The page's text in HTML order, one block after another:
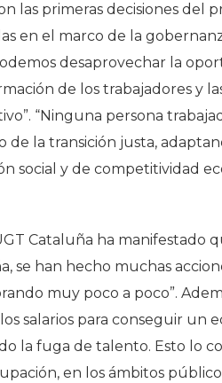
las primeras decisiones del
en el marco de la
desaprovechar la
de los trabajadores y
“Ninguna persona
la transición justa,
social y de competitividad
Cataluña ha manifestado
se han hecho muchas
muy poco a poco”.
salarios para conseguir un
la fuga de talento. Esto lo
en los ámbitos público